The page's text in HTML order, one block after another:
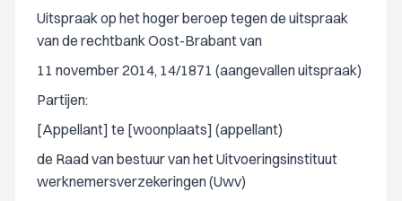
Uitspraak op het hoger beroep tegen de uitspraak
van de rechtbank Oost-Brabant van
11 november 2014, 14/1871 (aangevallen uitspraak)
Partijen:
[Appellant] te [woonplaats] (appellant)
de Raad van bestuur van het Uitvoeringsinstituut
werknemersverzekeringen (Uwv)